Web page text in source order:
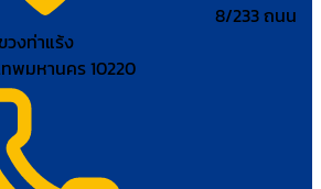
8/233 ถนน
งท่าแร้ง
ทพมหานคร 10220